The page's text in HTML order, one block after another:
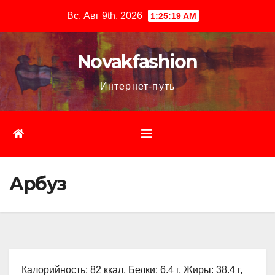
содержимому
Вс. Авг 9th, 2026 1:25:21 AM
Novakfashion
Интернет-путь
Арбуз
Калорийность: 82 ккал, Белки: 6.4 г, Жиры: 38.4 г,